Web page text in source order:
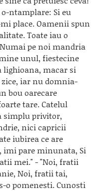
ntamplare: Si eu
place. Oamenii spun
Toate iau o
pe noi mandria
unul, fiestecine
lighioana, macar si
zice, iar nu domnia-
bou oarecare
tare. Catelul
simplu privitor,
nici capricii
iubirea ce are
imi pare minunata, Si
mei." - "Noi, fratii
Noi, fratii tai,
o pomenesti. Cunosti